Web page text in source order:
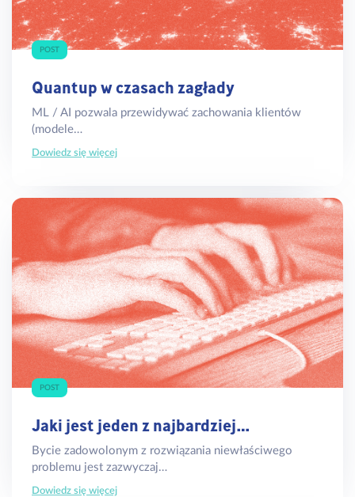
POST
Quantup w czasach zagłady
ML / AI pozwala przewidywać zachowania klientów
(modele…
Dowiedz się więcej
POST
Jaki jest jeden z najbardziej…
Bycie zadowolonym z rozwiązania niewłaściwego
problemu jest zazwyczaj…
Dowiedz się więcej